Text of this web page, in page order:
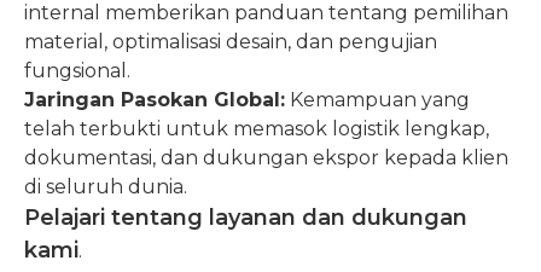
internal memberikan panduan tentang pemilihan
material, optimalisasi desain, dan pengujian
fungsional.
Jaringan Pasokan Global: Kemampuan yang
telah terbukti untuk memasok logistik lengkap,
dokumentasi, dan dukungan ekspor kepada klien
di seluruh dunia.
Pelajari tentang layanan dan dukungan
kami.